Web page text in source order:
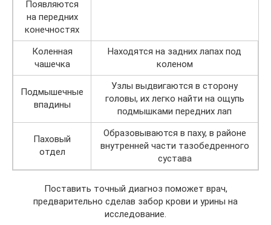
Появляются
на передних
конечностях
Коленная
чашечка
Находятся на задних лапах под
коленом
Подмышечные
впадины
Узлы выдвигаются в сторону
головы, их легко найти на ощупь
подмышками передних лап
Паховый
отдел
Образовываются в паху, в районе
внутренней части тазобедренного
сустава
Поставить точный диагноз поможет врач,
предварительно сделав забор крови и урины на
исследование.